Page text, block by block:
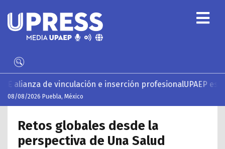
e inserción profesionalUPAEP estrena ‘Volar’,
08/08/2026 Puebla, México
Retos globales desde la
perspectiva de Una Salud